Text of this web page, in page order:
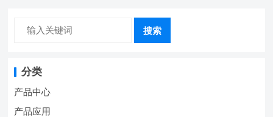
搜索
分类
产品中心
产品应用